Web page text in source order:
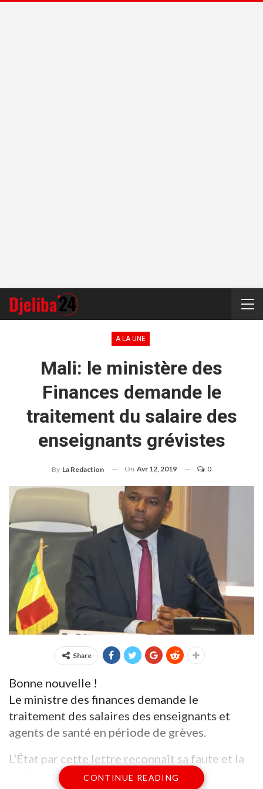
A LA UNE
Mali: le ministère des
Finances demande le
traitement du salaire des
enseignants grévistes
By La Redaction On Avr 12, 2019 0
Share
Bonne nouvelle !
Le ministre des finances demande le
traitement des salaires des enseignants et
agents de santé en période de grèves.
L’État par cette lettre reconnaît sa faute et la
violation flagrante des textes régissants la
CONTINUE READING